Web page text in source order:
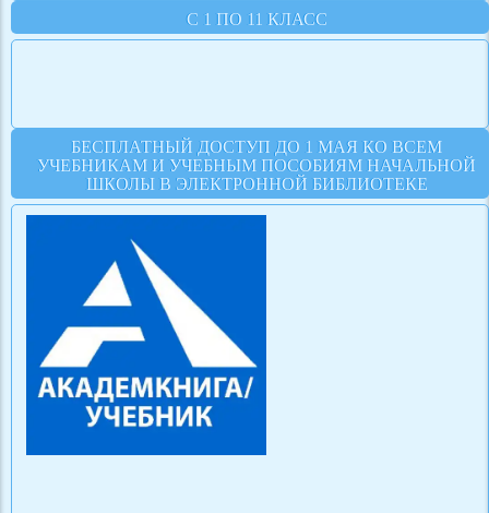
С 1 ПО 11 КЛАСС
БЕСПЛАТНЫЙ ДОСТУП ДО 1 МАЯ КО ВСЕМ
УЧЕБНИКАМ И УЧЕБНЫМ ПОСОБИЯМ НАЧАЛЬНОЙ
ШКОЛЫ В ЭЛЕКТРОННОЙ БИБЛИОТЕКЕ